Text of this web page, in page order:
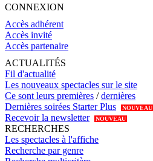
CONNEXION
Accès adhérent
Accès invité
Accès partenaire
ACTUALITÉS
Fil d'actualité
Les nouveaux spectacles sur le site
Ce sont leurs premières /dernières
Dernières soirées Starter Plus
NOUVEAU
Recevoir la newsletter NOUVEAU
RECHERCHES
Les spectacles à l'affiche
Recherche par genre